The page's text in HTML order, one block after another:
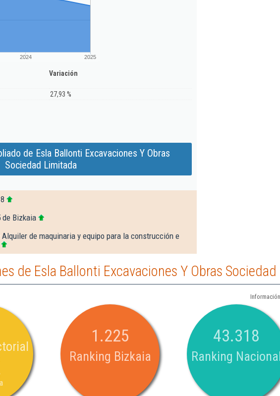
2024 2025
Variación
27,93 %
de Esla Ballonti Excavaciones Y Obras
Sociedad Limitada
Bizkaia
de maquinaria y equipo para la construcción e
de Esla Ballonti Excavaciones Y Obras
1.225
Ranking Bizkaia
43.318
Ranking